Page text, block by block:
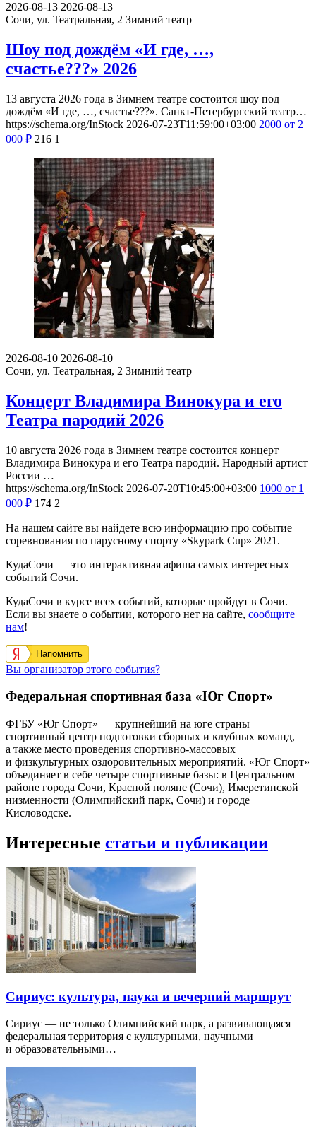
2026-08-13 2026-08-13
Сочи, ул. Театральная, 2 Зимний театр
Шоу под дождём «И где, …,
счастье???» 2026
13 августа 2026 года в Зимнем театре состоится шоу под
дождём «И где, …, счастье???». Санкт-Петербургский театр…
https://schema.org/InStock 2026-07-23T11:59:00+03:00 2000 от 2
000 ₽ 216 1
2026-08-10 2026-08-10
Сочи, ул. Театральная, 2 Зимний театр
Концерт Владимира Винокура и его
Театра пародий 2026
10 августа 2026 года в Зимнем театре состоится концерт
Владимира Винокура и его Театра пародий. Народный артист
России …
https://schema.org/InStock 2026-07-20T10:45:00+03:00 1000 от 1
000 ₽ 174 2
На нашем сайте вы найдете всю информацию про событие
соревнования по парусному спорту «Skypark Cup» 2021.
КудаСочи — это интерактивная афиша самых интересных
событий Сочи.
КудаСочи в курсе всех событий, которые пройдут в Сочи.
Если вы знаете о событии, которого нет на сайте, сообщите
нам!
Напомнить
Вы организатор этого события?
Федеральная спортивная база «Юг Спорт»
ФГБУ «Юг Спорт» — крупнейший на юге страны
спортивный центр подготовки сборных и клубных команд,
а также место проведения спортивно-массовых
и физкультурных оздоровительных мероприятий. «Юг Спорт»
объединяет в себе четыре спортивные базы: в Центральном
районе города Сочи, Красной поляне (Сочи), Имеретинской
низменности (Олимпийский парк, Сочи) и городе
Кисловодске.
Интересные статьи и публикации
Сириус: культура, наука и вечерний маршрут
Сириус — не только Олимпийский парк, а развивающаяся
федеральная территория с культурными, научными
и образовательными…